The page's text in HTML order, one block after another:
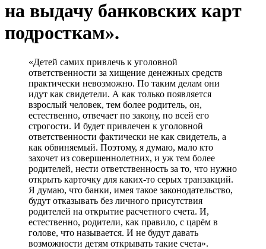
на выдачу банковских карт
подросткам».
«Детей самих привлечь к уголовной
ответственности за хищение денежных средств
практически невозможно. По таким делам они
идут как свидетели. А как только появляется
взрослый человек, тем более родитель, он,
естественно, отвечает по закону, по всей его
строгости. И будет привлечен к уголовной
ответственности фактически не как свидетель, а
как обвиняемый. Поэтому, я думаю, мало кто
захочет из совершеннолетних, и уж тем более
родителей, нести ответственность за то, что нужно
открыть карточку для каких-то серых транзакций.
Я думаю, что банки, имея такое законодательство,
будут отказывать без личного присутствия
родителей на открытие расчетного счета. И,
естественно, родители, как правило, с царём в
голове, что называется. И не будут давать
возможности детям открывать такие счета».